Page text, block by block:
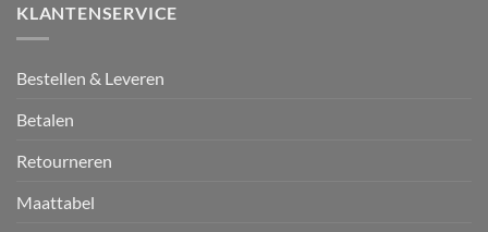
KLANTENSERVICE
Bestellen & Leveren
Betalen
Retourneren
Maattabel